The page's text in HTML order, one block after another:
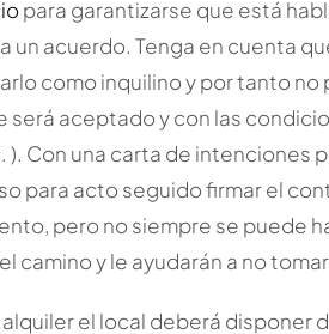
para garantizarse que está
un acuerdo. Tenga en cuenta
como inquilino y por tanto no
será aceptado y con las
Con una carta de intenciones
para acto seguido firmar el
pero no siempre se puede
camino y le ayudarán a no
el local deberá disponer